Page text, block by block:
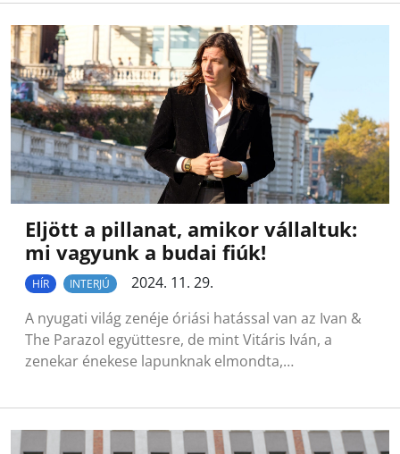
Eljött a pillanat, amikor vállaltuk:
mi vagyunk a budai fiúk!
HÍR INTERJÚ
2024. 11. 29.
A nyugati világ zenéje óriási hatással van az Ivan &
The Parazol együttesre, de mint Vitáris Iván, a
zenekar énekese lapunknak elmondta,…